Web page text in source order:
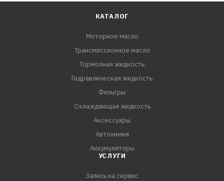
КАТАЛОГ
Моторное масло
Трансмиссионное масло
Тормозная жидкость
Гидравлическая жидкость
Фильтры
Охлаждающая жидкость
Аксессуары
Автохимия
Аккумуляторы
УСЛУГИ
Запись на сервис